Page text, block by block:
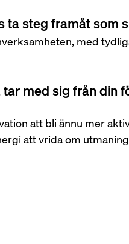
ta steg framåt som
med
med sig från din
att bli ännu mer
att vrida om